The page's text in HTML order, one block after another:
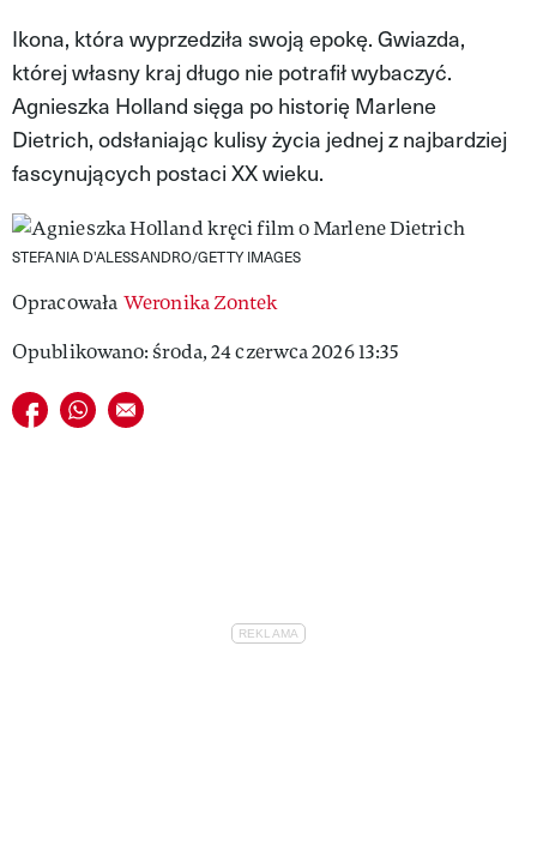
Ikona, która wyprzedziła swoją epokę. Gwiazda,
której własny kraj długo nie potrafił wybaczyć.
Agnieszka Holland sięga po historię Marlene
Dietrich, odsłaniając kulisy życia jednej z najbardziej
fascynujących postaci XX wieku.
STEFANIA D'ALESSANDRO/GETTY IMAGES
Opracowała Weronika Zontek
Opublikowano: środa, 24 czerwca 2026 13:35
Udostępnij na facebook
Udostępnij na whatsapp
E-mail do przyjaciela